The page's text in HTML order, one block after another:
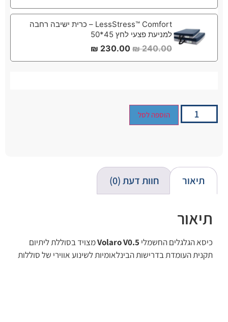
LessStress™ Comfort – כרית ישיבה רחבה
למניעת פצעי לחץ 45*50
240.00
₪
230.00
₪
הוספה לסל
תיאור חוות דעת (0)
תיאור
כיסא הגלגלים החשמלי Volaro V0.5מצויד בסוללת ליתיום
תקנית העומדת בדרישות הבינלאומיות לשינוע אווירי של סוללות